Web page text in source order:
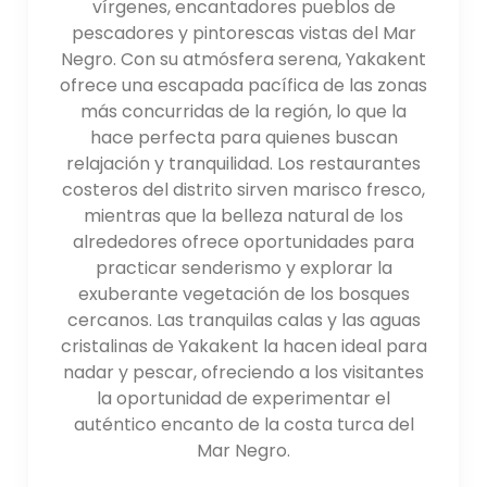
Cocina local: la cocina de Samsun presenta
una variedad de deliciosos platos. El marisco
destaca por su ubicación costera. algunos
locales Las especialidades para probar
incluyen "Hamsiköy Pidesi" (una variación local
de pan plano turco), "Laz Böreği" (un pastel
tradicional) y "Mısır Ekmeği" (pan de maíz
tradicional). No pierdas la oportunidad de
probarlo. platos de marisco fresco como
pescado a la parrilla o "Karadeniz Pidesi"
(Negro Pizza estilo marinero).
Alojamiento: Samsun ofrece una variedad de
opciones de alojamiento, incluyendo hoteles,
hostales y pensiones. La mayoría de los
alojamientos. están ubicados cerca del
centro de la ciudad o a lo largo de la costa,
vírgenes, encantadores pueblos de
pescadores y pintorescas vistas del Mar
Negro. Con su atmósfera serena, Yakakent
ofrece una escapada pacífica de las zonas
más concurridas de la región, lo que la
hace perfecta para quienes buscan
relajación y tranquilidad. Los restaurantes
costeros del distrito sirven marisco fresco,
mientras que la belleza natural de los
alrededores ofrece oportunidades para
practicar senderismo y explorar la
exuberante vegetación de los bosques
cercanos. Las tranquilas calas y las aguas
cristalinas de Yakakent la hacen ideal para
nadar y pescar, ofreciendo a los visitantes
la oportunidad de experimentar el
auténtico encanto de la costa turca del
Mar Negro.